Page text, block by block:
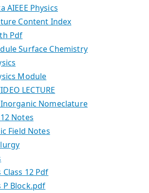
AIEEE Physics
Content Index
Pdf
Surface Chemistry
Module
LECTURE
Nomeclature
Notes
Field Notes
12 Pdf
P Block.pdf